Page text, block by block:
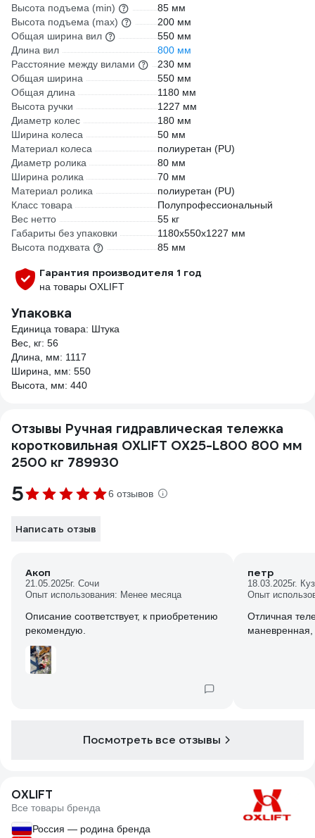
Высота подъема (min)
85 мм
Высота подъема (max)
200 мм
Общая ширина вил
550 мм
Длина вил
800 мм
Расстояние между вилами
230 мм
Общая ширина
550 мм
Общая длина
1180 мм
Высота ручки
1227 мм
Диаметр колес
180 мм
Ширина колеса
50 мм
Материал колеса
полиуретан (PU)
Диаметр ролика
80 мм
Ширина ролика
70 мм
Материал ролика
полиуретан (PU)
Класс товара
Полупрофессиональный
Вес нетто
55 кг
Габариты без упаковки
1180x550x1227 мм
Высота подхвата
85 мм
Гарантия производителя 1 год
на товары OXLIFT
Упаковка
Единица товара: Штука
Вес, кг: 56
Длина, мм: 1117
Ширина, мм: 550
Высота, мм: 440
Отзывы Ручная гидравлическая тележка
коротковильная OXLIFT OX25-L800 800 мм
2500 кг 789930
5 6 отзывов
Написать отзыв
Акоп
21.05.2025г. Сочи
Опыт использования: Менее месяца
Описание соответствует, к приобретению
рекомендую.
петр
18.03.2025г.
Опыт
Отличная
Посмотреть все отзывы
OXLIFT
Все товары бренда
Россия — родина бренда